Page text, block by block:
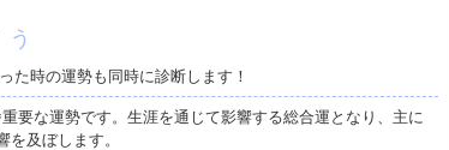
た時の運勢も同時に診断します！
要な運勢です。生涯を通じて影響する総合運となり、主に
を及ぼします。